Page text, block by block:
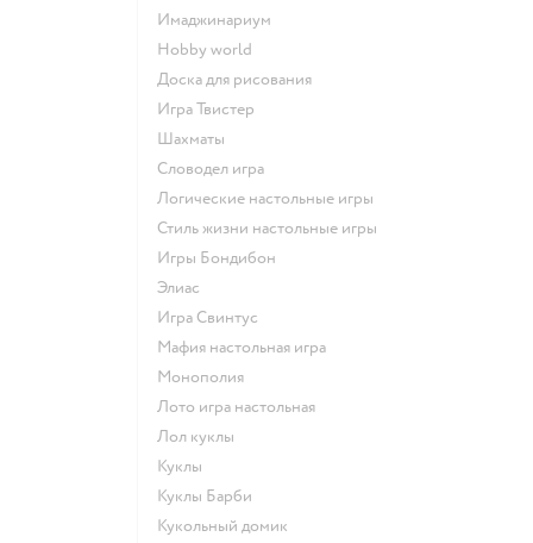
Имаджинариум
Hobby world
Доска для рисования
Игра Твистер
Шахматы
Словодел игра
Логические настольные игры
Стиль жизни настольные игры
Игры Бондибон
Элиас
Игра Свинтус
Мафия настольная игра
Монополия
Лото игра настольная
Лол куклы
Куклы
Куклы Барби
Кукольный домик